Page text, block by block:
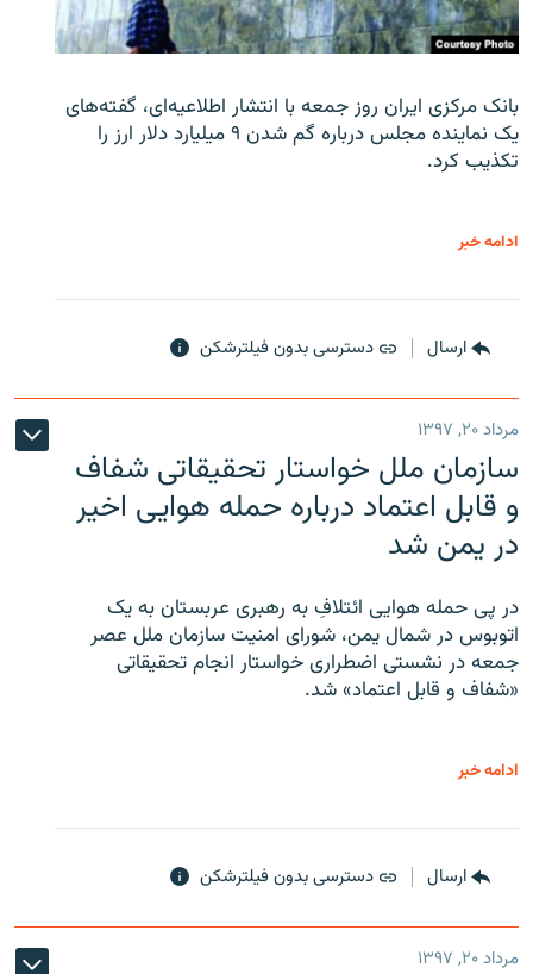
بانک مرکزی ایران روز جمعه با انتشار اطلاعیه‌ای، گفته‌های
یک نماینده مجلس درباره گم شدن ۹ میلیارد دلار ارز را
تکذیب کرد.
ادامه خبر
ارسال دسترسی بدون فیلترشکن
مرداد ۲۰, ۱۳۹۷
سازمان ملل خواستار تحقیقاتی شفاف
و قابل اعتماد درباره حمله هوایی اخیر
در یمن شد
در پی حمله هوایی ائتلافِ به رهبری عربستان به یک
اتوبوس در شمال یمن، شورای امنیت سازمان ملل عصر
جمعه در نشستی اضطراری خواستار انجام تحقیقاتی
«شفاف و قابل اعتماد» شد.
ادامه خبر
ارسال دسترسی بدون فیلترشکن
مرداد ۲۰, ۱۳۹۷